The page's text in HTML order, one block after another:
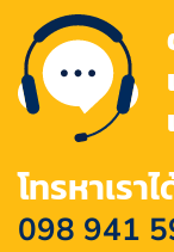
โทรหาเรา
098 941